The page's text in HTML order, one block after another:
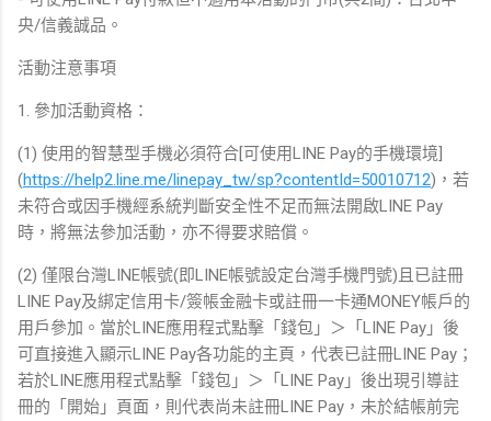
央/信義誠品。
活動注意事項
1. 參加活動資格：
(1) 使用的智慧型手機必須符合[可使用LINE Pay的手機環境]
(https://help2.line.me/linepay_tw/sp?contentId=50010712)，若
未符合或因手機經系統判斷安全性不足而無法開啟LINE Pay
時，將無法參加活動，亦不得要求賠償。
(2) 僅限台灣LINE帳號(即LINE帳號設定台灣手機門號)且已註冊
LINE Pay及綁定信用卡/簽帳金融卡或註冊一卡通MONEY帳戶的
用戶參加。當於LINE應用程式點擊「錢包」＞「LINE Pay」後
可直接進入顯示LINE Pay各功能的主頁，代表已註冊LINE Pay；
若於LINE應用程式點擊「錢包」＞「LINE Pay」後出現引導註
冊的「開始」頁面，則代表尚未註冊LINE Pay，未於結帳前完